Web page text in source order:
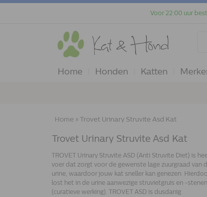
Voor 22:00 uur
Home Honden Katten
Home » Trovet Urinary Struvite Asd Kat
Trovet Urinary Struvite Asd Kat
TROVET Urinary Struvite ASD (Anti Struvite Diet) is
voer dat zorgt voor de gewenste lage zuurgraad van
urine, waardoor jouw kat sneller kan genezen.
lost het in de urine aanwezige struvietgruis en -
(curatieve werking). TROVET ASD is dusdanig